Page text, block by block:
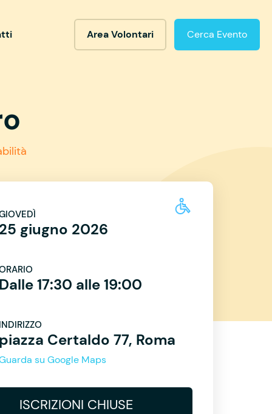
Area Volontari Cerca Evento
giugno 2026
17:30 alle 19:00
Certaldo 77, Roma
su Google Maps
ISCRIZIONI CHIUSE